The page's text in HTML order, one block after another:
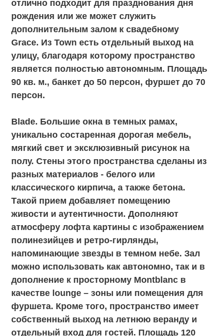
глянцевым полом и деревянными
элементами на потолке. В большинстве
случаев зал используется как атмосферный
вход для гостей, гардероб или гримерная
комната. Однако если вам нужно провести
впишется и в такой формат. Площадь 50 кв.
м., банкет до 25 персон, фуршет до 30
уживаются разные фактуры стен – от
дерева до бетона кирпичный потолок,
напоминающий гребни волны. Помещение
украшают эксклюзивные кресла,
пародирующие окна зеркала и такие
антикварные предметы, как шлем
спартанца или специально состаренный
комод. Полы и двери сделаны из
настоящего дерева, которые добавляют
пространству цветовой гармонии. В зале
можно отпраздновать день рождения или
провести неформальное бизнес-
20 персон, фуршет до 20 персон. Зал без
аренды.
Адрес: ул. Ленинская Слобода, 26с15